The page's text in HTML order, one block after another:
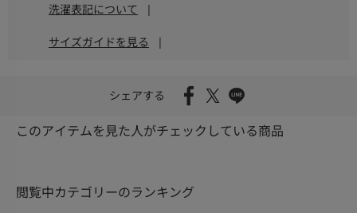
洗濯表記について |
サイズガイドを見る |
シェアする
このアイテムを見た人がチェックしている商品
閲覧中カテゴリーのランキング